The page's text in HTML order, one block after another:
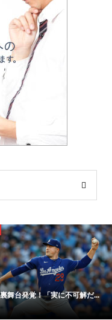
サッカー
「48時間以内にサイン！」